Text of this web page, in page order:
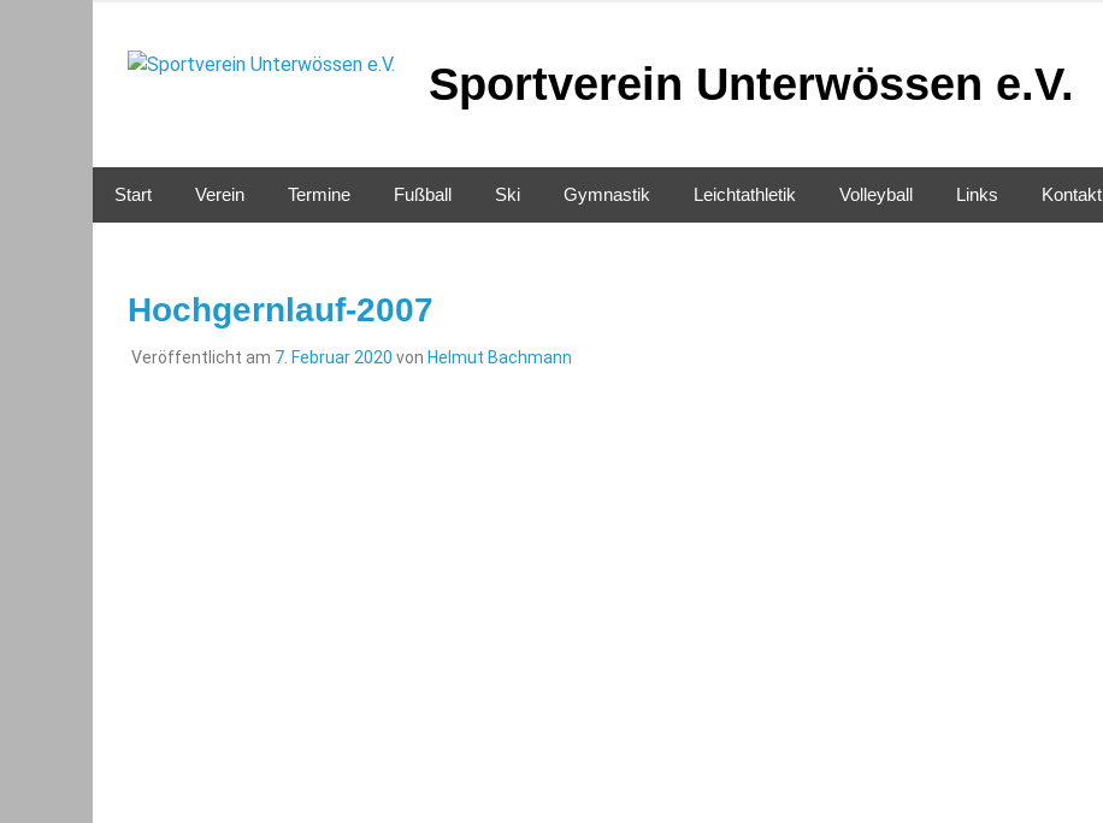
springen
Sportverein Unterwössen e.V.
Start Verein Termine Fußball Ski Gymnastik Leichtathletik Volleyball Links Kontakt
Hochgernlauf-2007
Veröffentlicht am 7. Februar 2020 von Helmut Bachmann